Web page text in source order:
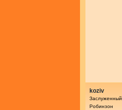
koziv
Заслуженный
Робинзон